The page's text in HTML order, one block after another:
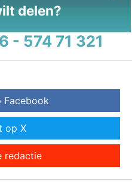
delen?
- 574 71 321
Facebook
op X
redactie